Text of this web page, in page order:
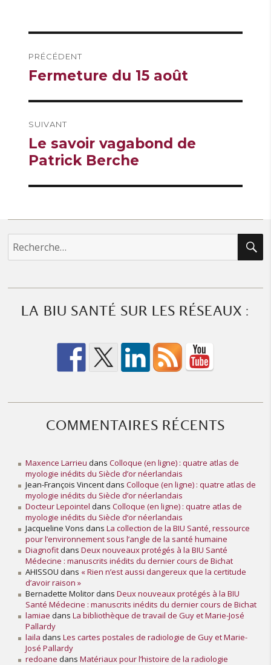
de
l’article
PRÉCÉDENT
Publication
Fermeture du 15 août
SUIVANT
Publication
suivante :
Le savoir vagabond de
Patrick Berche
pour :
LA BIU SANTÉ SUR LES RÉSEAUX :
COMMENTAIRES RÉCENTS
Maxence Larrieu dansColloque (en ligne) : quatre atlas de
myologie inédits du Siècle d’or néerlandais
Jean-François VincentdansColloque (en ligne) : quatre atlas de
myologie inédits du Siècle d’or néerlandais
Docteur Lepointel dansColloque (en ligne) : quatre atlas de
myologie inédits du Siècle d’or néerlandais
Jacqueline Vons dansLa collection de la BIU Santé, ressource
pour l’environnement sous l’angle de la santé humaine
DiagnofitdansDeux nouveaux protégés à la BIU Santé
Médecine : manuscrits inédits du dernier cours de Bichat
AHISSOU dans « Rien n’est aussi dangereux que la certitude
d’avoir raison »
Bernadette MolitordansDeux nouveaux protégés à la BIU
Santé Médecine : manuscrits inédits du dernier cours de Bichat
lamiae dansLa bibliothèque de travail de Guy et Marie-José
Pallardy
laila dansLes cartes postales de radiologie de Guy et Marie-
José Pallardy
redoane dansMatériaux pour l’histoire de la radiologie